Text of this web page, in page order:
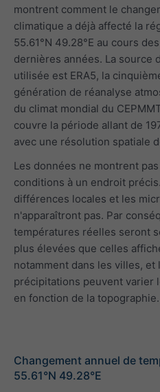
montrent comment le
climatique a déjà affecté la
55.61°N 49.28°E au cours
dernières années. La source
utilisée est ERA5, la
génération de réanalyse
du climat mondial du
couvre la période allant de
avec une résolution spatiale
Les données ne montrent
conditions à un endroit
différences locales et les
n'apparaîtront pas. Par
températures réelles seront
plus élevées que celles
notamment dans les villes, et
précipitations peuvent varier
en fonction de la topographie.
Changement annuel de
55.61°N 49.28°E